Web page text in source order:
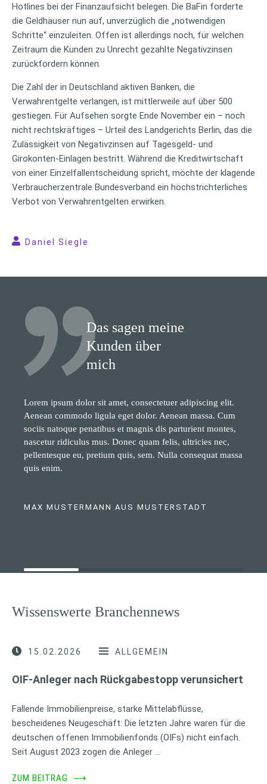
Hotlines bei der Finanzaufsicht belegen. Die BaFin forderte
die Geldhäuser nun auf, unverzüglich die „notwendigen
Schritte“ einzuleiten. Offen ist allerdings noch, für welchen
Zeitraum die Kunden zu Unrecht gezahlte Negativzinsen
zurückfordern können.
Die Zahl der in Deutschland aktiven Banken, die
Verwahrentgelte verlangen, ist mittlerweile auf über 500
gestiegen. Für Aufsehen sorgte Ende November ein – noch
nicht rechtskräftiges – Urteil des Landgerichts Berlin, das die
Zulässigkeit von Negativzinsen auf Tagesgeld- und
Girokonten-Einlagen bestritt. Während die Kreditwirtschaft
von einer Einzelfallentscheidung spricht, möchte der klagende
Verbraucherzentrale Bundesverband ein höchstrichterliches
Verbot von Verwahrentgelten erwirken.
Daniel Siegle
Das sagen meine
Kunden über
mich
Lorem ipsum dolor sit amet, consectetuer adipiscing elit.
Aenean commodo ligula eget dolor. Aenean massa. Cum
sociis natoque penatibus et magnis dis parturient montes,
nascetur ridiculus mus. Donec quam felis, ultricies nec,
pellentesque eu, pretium quis, sem. Nulla consequat massa
quis enim.
MAX MUSTERMANN AUS MUSTERSTADT
Wissenswerte Branchennews
15.02.2026 ALLGEMEIN
OIF-Anleger nach Rückgabestopp verunsichert
Fallende Immobilienpreise, starke Mittelabflüsse,
bescheidenes Neugeschäft: Die letzten Jahre waren für die
deutschen offenen Immobilienfonds (OIFs) nicht einfach.
Seit August 2023 zogen die Anleger …
ZUM BEITRAG ⟶